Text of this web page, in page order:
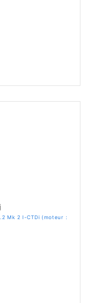
Mk 2 I-CTDi (moteur :